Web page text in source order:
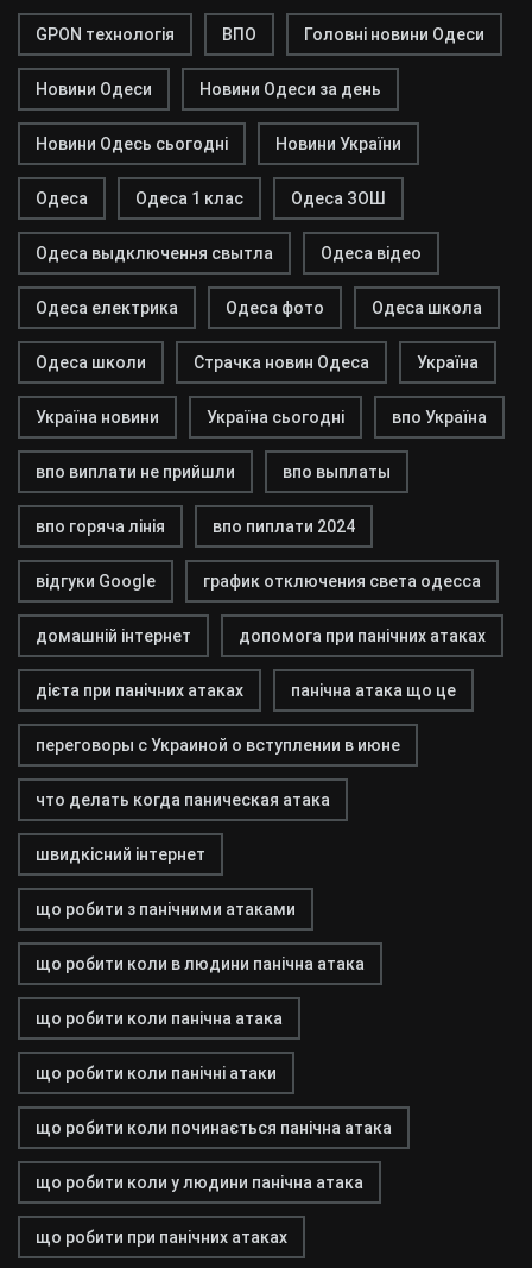
GPON технологія ВПО Головні новини Одеси
Новини Одеси Новини Одеси за день
Новини Одесь сьогодні Новини України
Одеса Одеса 1 клас Одеса ЗОШ
Одеса выдключення свытла Одеса відео
Одеса електрика Одеса фото Одеса школа
Одеса школи Страчка новин Одеса Україна
Україна новини Україна сьогодні впо Україна
впо виплати не прийшли впо выплаты
впо горяча лінія впо пиплати 2024
відгуки Google график отключения света одесса
домашній інтернет допомога при панічних атаках
дієта при панічних атаках панічна атака що це
переговоры с Украиной о вступлении в июне
что делать когда паническая атака
швидкісний інтернет
що робити з панічними атаками
що робити коли в людини панічна атака
що робити коли панічна атака
що робити коли панічні атаки
що робити коли починається панічна атака
що робити коли у людини панічна атака
що робити при панічних атаках